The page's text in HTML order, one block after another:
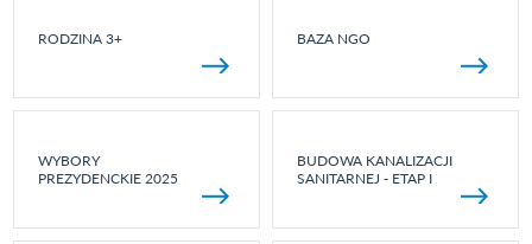
RODZINA 3+ BAZA NGO
WYBORY
PREZYDENCKIE 2025
BUDOWA KANALIZACJI
SANITARNEJ - ETAP I